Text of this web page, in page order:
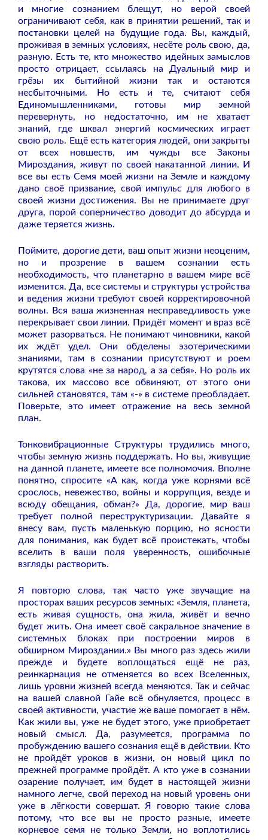
и многие сознанием блещут, но верой своей
ограничивают себя, как в принятии решений, так и
постановки целей на будущие года. Вы, каждый,
проживая в земных условиях, несёте роль свою, да,
разную. Есть те, кто множество идейных замыслов
просто отрицает, ссылаясь на Дуальный мир и
грёзы их бытийной жизни так и остаются
несбыточными. Но есть и те, считают себя
Единомышленниками, готовы мир земной
перевернуть, но недостаточно, им не хватает
знаний, где шквал энергий космических играет
свою роль. Ещё есть категория людей, они закрыты
от всех новшеств, им чужды все Законы
Мироздания, живут по своей накатанной линии. И
все вы есть Семя моей жизни на Земле и каждому
дано своё призвание, свой импульс для любого в
своей жизни достижения. Вы не принимаете друг
друга, порой соперничество доводит до абсурда и
даже теряется жизнь.
Поймите, дорогие дети, ваш опыт жизни неоценим,
но и прозрение в вашем сознании есть
необходимость, что планетарно в вашем мире всё
изменится. Да, все системы и структуры устройства
и ведения жизни требуют своей корректировочной
волны. Вся ваша жизненная несправедливость уже
перекрывает свои линии. Придёт момент и враз всё
может разорваться. Не понимают чиновники, какой
их ждёт удел. Они обделены эзотерическими
знаниями, там в сознании присутствуют и роем
крутятся слова «не за народ, а за себя». Но роль их
такова, их массово все обвиняют, от этого они
сильней становятся, там «-» в системе преобладает.
Поверьте, это имеет отражение на весь земной
план.
Тонковибрационные Структуры трудились много,
чтобы земную жизнь поддержать. Но вы, живущие
на данной планете, имеете все полномочия. Вполне
понятно, спросите «А как, когда уже корнями всё
срослось, невежество, войны и коррупция, везде и
всюду обещания, обман?» Да, дорогие, мир ваш
требует полной переструктуризации. Давайте я
внесу вам, пусть маленькую порцию, но ясности
для понимания, как будет всё проистекать, чтобы
вселить в ваши поля уверенность, ошибочные
взгляды растворить.
Я повторю слова, так часто уже звучащие на
просторах ваших ресурсов земных: «Земля, планета,
есть живая сущность, она жила, живёт и вечно
будет жить. Она имеет своё сакральное значение в
системных блоках при построении миров в
обширном Мироздании.» Вы много раз здесь жили
прежде и будете воплощаться ещё не раз,
реинкарнация не отменяется во всех Вселенных,
лишь уровни жизней всегда меняются. Так и сейчас
на вашей славной Гайе всё обнуляется, процесс в
своей активности, участие же ваше помогает в нём.
Как жили вы, уже не будет этого, уже приобретает
новый смысл. Да, разумеется, программа по
пробуждению вашего сознания ещё в действии. Кто
не пройдёт уроков в жизни, он новый цикл по
прежней программе пройдёт. А кто уже в сознании
озарение получает, им будет в настоящей жизни
намного легче, свой переход на новый уровень они
уже в лёгкости совершат. Я говорю такие слова
потому, что все вы не просто разные, имеете
корневое семя не только Земли, но воплотились